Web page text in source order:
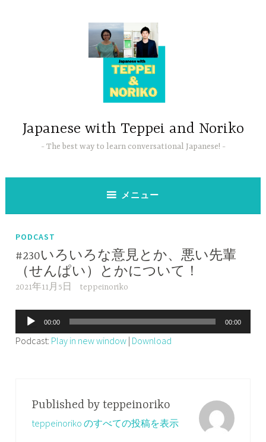
Japanese with Teppei and Noriko
The best way to learn conversational Japanese!
メニュー
PODCAST
#230いろいろな意見とか、悪い先輩
（せんぱい）とかについて！
2021年11月5日 teppeinoriko
声
プ
00:00 00:00
Podcast: Play in new window | Download
Published by teppeinoriko
teppeinoriko のすべての投稿を表示